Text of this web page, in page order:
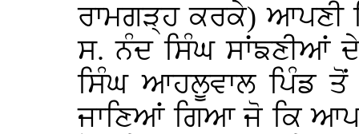
ਰਾਮਗੜ੍ਹ ਕਰਕੇ) ਆਪਣੀ
ਸ. ਨੰਦ ਸਿੰਘ ਸਾਂਙਣੀਆਂ
ਸਿੰਘ ਆਹਲੂਵਾਲ ਪਿੰਡ
ਜਾਣਿਆਂ ਗਿਆ ਜੋ ਕਿ